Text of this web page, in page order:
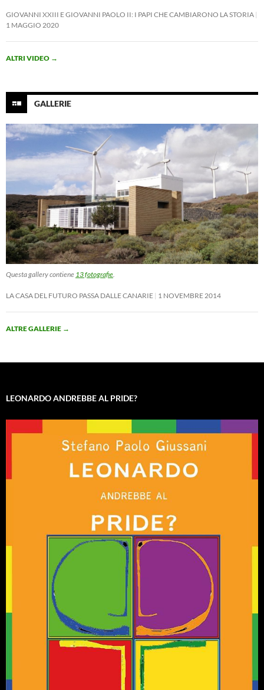
GIOVANNI XXIII E GIOVANNI PAOLO II: I PAPI CHE CAMBIARONO LA STORIA
1 MAGGIO 2020
ALTRI VIDEO →
GALLERIE
Questa gallery contiene 13 fotografie.
LA CASA DEL FUTURO PASSA DALLE CANARIE 1 NOVEMBRE 2014
ALTRE GALLERIE →
LEONARDO ANDREBBE AL PRIDE?